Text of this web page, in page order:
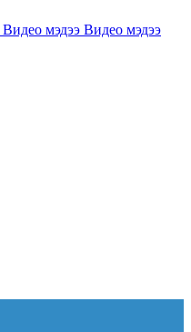
Видео мэдээ Видео мэдээ